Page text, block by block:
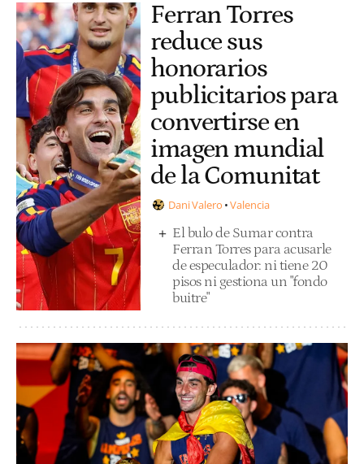
Ferran Torres
reduce sus
honorarios
publicitarios para
convertirse en
imagen mundial
de la Comunitat
Dani Valero Valencia
El bulo de Sumar contra
Ferran Torres para acusarle
de especulador: ni tiene 20
pisos ni gestiona un "fondo
buitre"